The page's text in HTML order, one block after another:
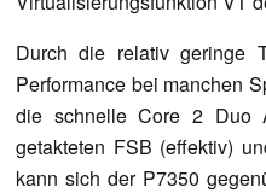
Durch die relativ geringe
Performance bei manchen
die schnelle Core 2 Duo
getakteten FSB (effektiv)
kann sich der P7350